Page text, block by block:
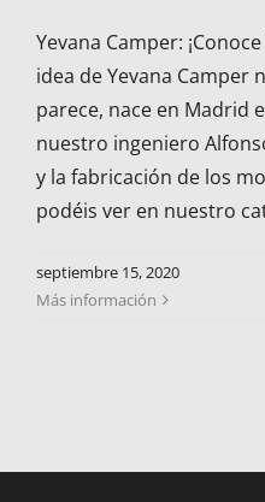
Yevana Camper:
idea de Yevana Camper
parece, nace en Madrid
nuestro ingeniero
y la fabricación de los
podéis ver en nuestro
septiembre 15, 2020
Más información